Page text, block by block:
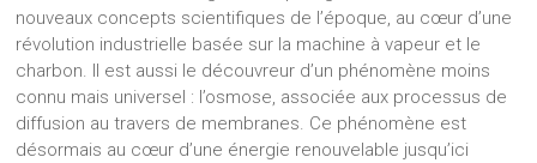
nouveaux concepts scientifiques de l’époque, au cœur d’une
révolution industrielle basée sur la machine à vapeur et le
charbon. Il est aussi le découvreur d’un phénomène moins
connu mais universel : l’osmose, associée aux processus de
diffusion au travers de membranes. Ce phénomène est
désormais au cœur d’une énergie renouvelable jusqu’ici